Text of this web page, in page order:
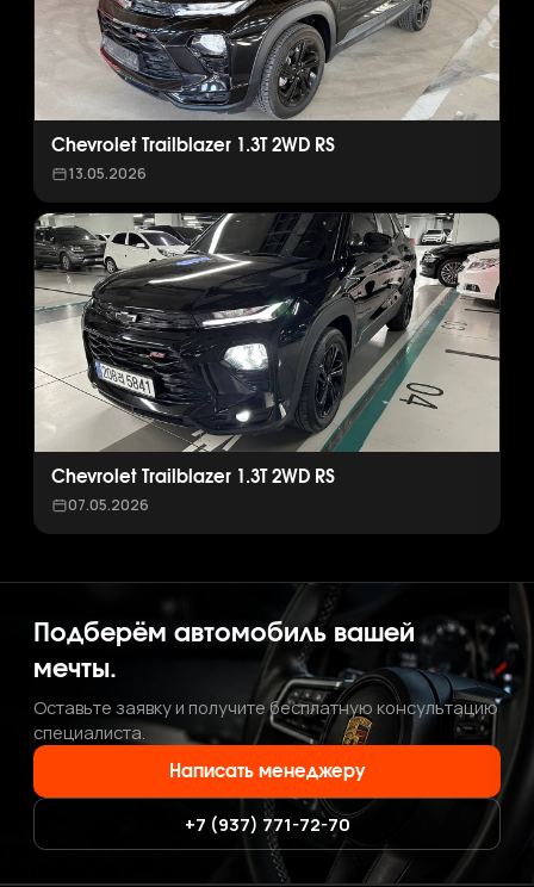
Chevrolet Trailblazer 1.3T 2WD RS
13.05.2026
Chevrolet Trailblazer 1.3T 2WD RS
07.05.2026
Подберём автомобиль вашей
мечты.
Оставьте заявку и получите бесплатную консультацию
специалиста.
Написать менеджеру
+7 (937) 771-72-70